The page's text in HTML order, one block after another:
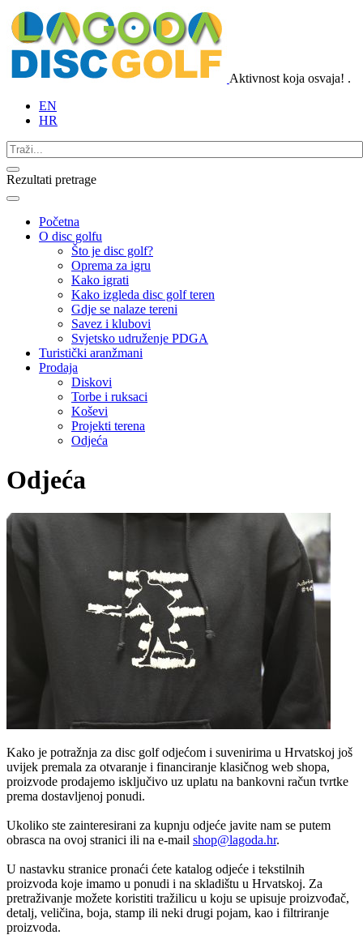
Aktivnost koja osvaja! .
EN
HR
Rezultati pretrage
Početna
O disc golfu
Što je disc golf?
Oprema za igru
Kako igrati
Kako izgleda disc golf teren
Gdje se nalaze tereni
Savez i klubovi
Svjetsko udruženje PDGA
Turistički aranžmani
Prodaja
Diskovi
Torbe i ruksaci
Koševi
Projekti terena
Odjeća
Odjeća
Kako je potražnja za disc golf odjećom i suvenirima u Hrvatskoj još
uvijek premala za otvaranje i financiranje klasičnog web shopa,
proizvode prodajemo isključivo uz uplatu na bankovni račun tvrtke
prema dostavljenoj ponudi.
Ukoliko ste zainteresirani za kupnju odjeće javite nam se putem
obrasca na ovoj stranici ili na e-mail shop@lagoda.hr.
U nastavku stranice pronaći ćete katalog odjeće i tekstilnih
proizvoda koje imamo u ponudi i na skladištu u Hrvatskoj. Za
pretraživanje možete koristiti tražilicu u koju se upisuje proizvođač,
detalj, veličina, boja, stamp ili neki drugi pojam, kao i filtriranje
proizvoda.